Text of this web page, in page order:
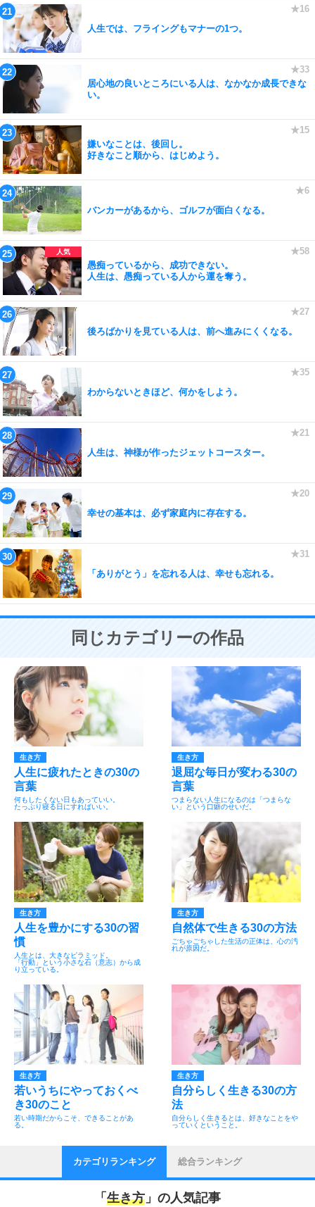
人生では、フライングもマナーの1つ。
居心地の良いところにいる人は、なかなか成長できな
い。
嫌いなことは、後回し。
好きなこと順から、はじめよう。
バンカーがあるから、ゴルフが面白くなる。
愚痴っているから、成功できない。
人生は、愚痴っている人から運を奪う。
後ろばかりを見ている人は、前へ進みにくくなる。
わからないときほど、何かをしよう。
人生は、神様が作ったジェットコースター。
幸せの基本は、必ず家庭内に存在する。
「ありがとう」を忘れる人は、幸せも忘れる。
同じカテゴリーの作品
生き方
人生に疲れたときの30の
言葉
何もしたくない日もあっていい。
たっぷり寝る日にすればいい。
生き方
退屈な毎日が変わる30の
言葉
つまらない人生になるのは「つまらな
い」という口癖のせいだ。
生き方
人生を豊かにする30の習
慣
人生とは、大きなピラミッド。
「行動」という小さな石（意志）から成
り立っている。
生き方
自然体で生きる30の方法
ごちゃごちゃした生活の正体は、心の汚
れが原因だ。
生き方
若いうちにやっておくべ
き30のこと
若い時期だからこそ、できることがあ
る。
生き方
自分らしく生きる30の方
法
自分らしく生きるとは、好きなことをや
っていくということ。
カテゴリランキング 総合ランキング
「 生き方 」の人気記事